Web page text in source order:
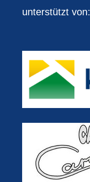
unterstützt von: